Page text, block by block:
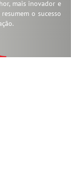
mais inovador e
o sucesso